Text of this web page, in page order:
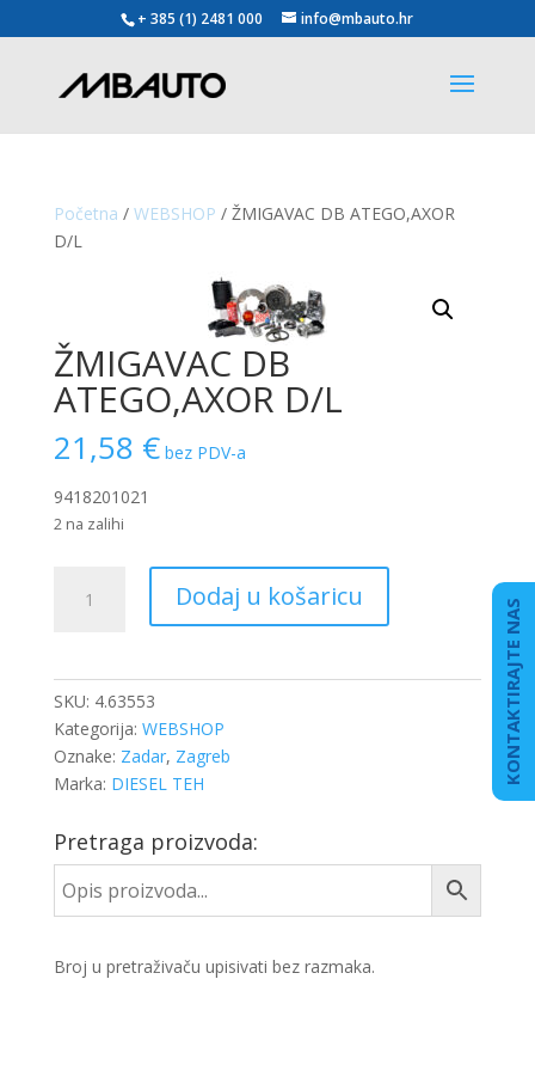
+ 385 (1) 2481 000 info@mbauto.hr
Početna / WEBSHOP / ŽMIGAVAC DB ATEGO,AXOR
D/L
ŽMIGAVAC DB
ATEGO,AXOR D/L
21,58 € bez PDV-a
9418201021
2 na zalihi
ATEGO,AXOR
Dodaj u košaricu
SKU: 4.63553
Kategorija: WEBSHOP
Oznake: Zadar, Zagreb
Marka: DIESEL TEH
Pretraga proizvoda:
Broj u pretraživaču upisivati bez razmaka.
KONTAKTIRAJTE NAS